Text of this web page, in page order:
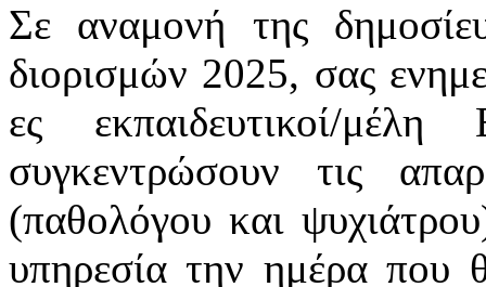
Σε αναμονή της
διορισμών 2025, σας
ες εκπαιδευτικοί/
συγκεντρώσουν τις
(παθολόγου και
υπηρεσία την ημέρα που